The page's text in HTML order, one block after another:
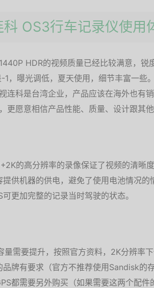
科 OS3行车记录仪使用
HDR的视频质量已经比较满意，
1，曝光调低，夏天使用，细节丰富一些
连科是台湾企业，产品应该在海外也有
更愿意相信产品性能、质量、设计跟其
的高分辨率的录像保证了视频的清晰
提供机器的供电，避免了使用电池情况
可更加完整的记录当时驾驶的状态。
量需要提升，按照官方资料，2K分辨率
品牌有要求（官方不推荐使用Sandisk的
都需要另外购买（如果需要这两个配